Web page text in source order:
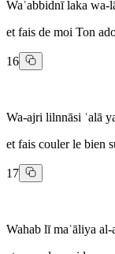
Waʿabbidnī laka wa-
et fais de moi Ton
16
Wa-ajri lilnnāsi ʿalā
et fais couler le bien
17
Wahab lī maʿāliya